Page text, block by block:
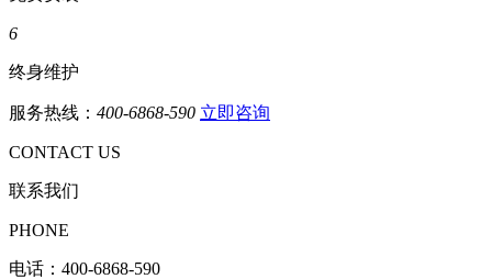
6
终身维护
服务热线： 400-6868-590 立即咨询
CONTACT US
联系我们
PHONE
电话： 400-6868-590